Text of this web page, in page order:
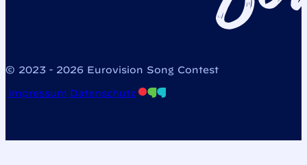
© 2023 - 2026 Eurovision Song Contest
Impressum Datenschutz